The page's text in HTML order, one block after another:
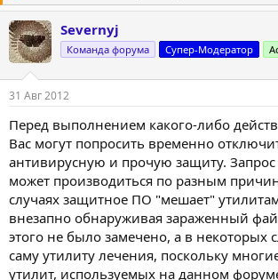
Severnyj
Команда форума Супер-Модератор
31 Авг 2012
Перед выполнением какого-либо
Вас могут попросить временно
антивирусную и прочую защиту. Запрос
может производиться по разным
случаях защитное ПО "мешает"
внезапно обнаруживая зараженный
этого не было замечено, а в некоторых
саму утилиту лечения, поскольку
утилит, используемых на данном